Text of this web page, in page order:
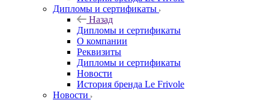
Дипломы и сертификаты
Назад
Дипломы и сертификаты
О компании
Реквизиты
Дипломы и сертификаты
Новости
История бренда Le Frivole
Новости